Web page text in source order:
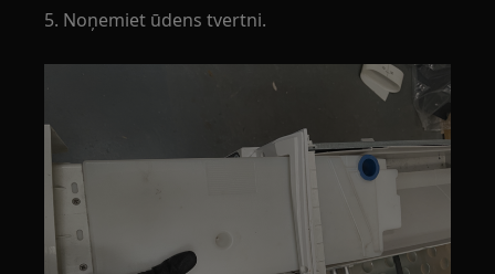
5. Noņemiet ūdens tvertni.